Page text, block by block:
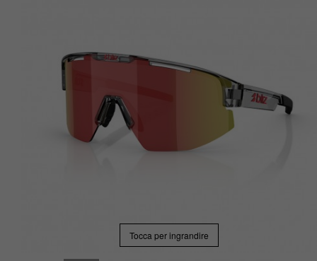
Tocca per ingrandire